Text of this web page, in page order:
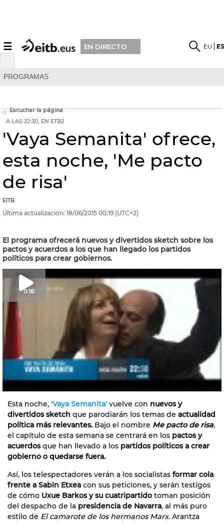
☰ EN DIRECTO EU
PROGRAMAS
Escuchar la página
A LAS 22:30, EN ETB2
'Vaya Semanita' ofrece,
esta noche, 'Me pacto
de risa'
EITB
Última actualización: 18/06/2015 00:19 (UTC+2)
El programa ofrecerá nuevos y divertidos sketch sobre los
pactos y acuerdos a los que han llegado los partidos
políticos para crear gobiernos.
0:18
Esta noche, 'Vaya Semanita' vuelve con nuevos y
divertidos sketch que parodiarán los temas de actualidad
política más relevantes. Bajo el nombre Me pacto de risa,
el capítulo de esta semana se centrará en los pactos y
acuerdosque han llevado a los partidos políticos a crear
gobierno o quedarse fuera.
Así, los telespectadores verán a los socialistas formar cola
frente a Sabin Etxea con sus peticiones, y serán testigos
de cómo Uxue Barkos y su cuatripartido toman posición
del despacho de la presidencia de Navarra, al más puro
estilo de El camarote de los hermanos Marx. Arantza